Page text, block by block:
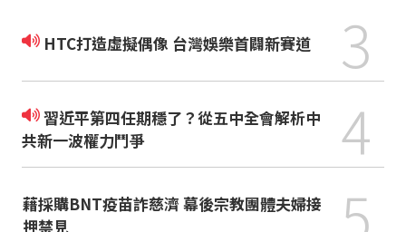
HTC打造虛擬偶像 台灣娛樂首闢新賽道 3
習近平第四任期穩了？從五中全會解析中
共新一波權力鬥爭
4
藉採購BNT疫苗詐慈濟 幕後宗教團體夫婦接
押禁見
5